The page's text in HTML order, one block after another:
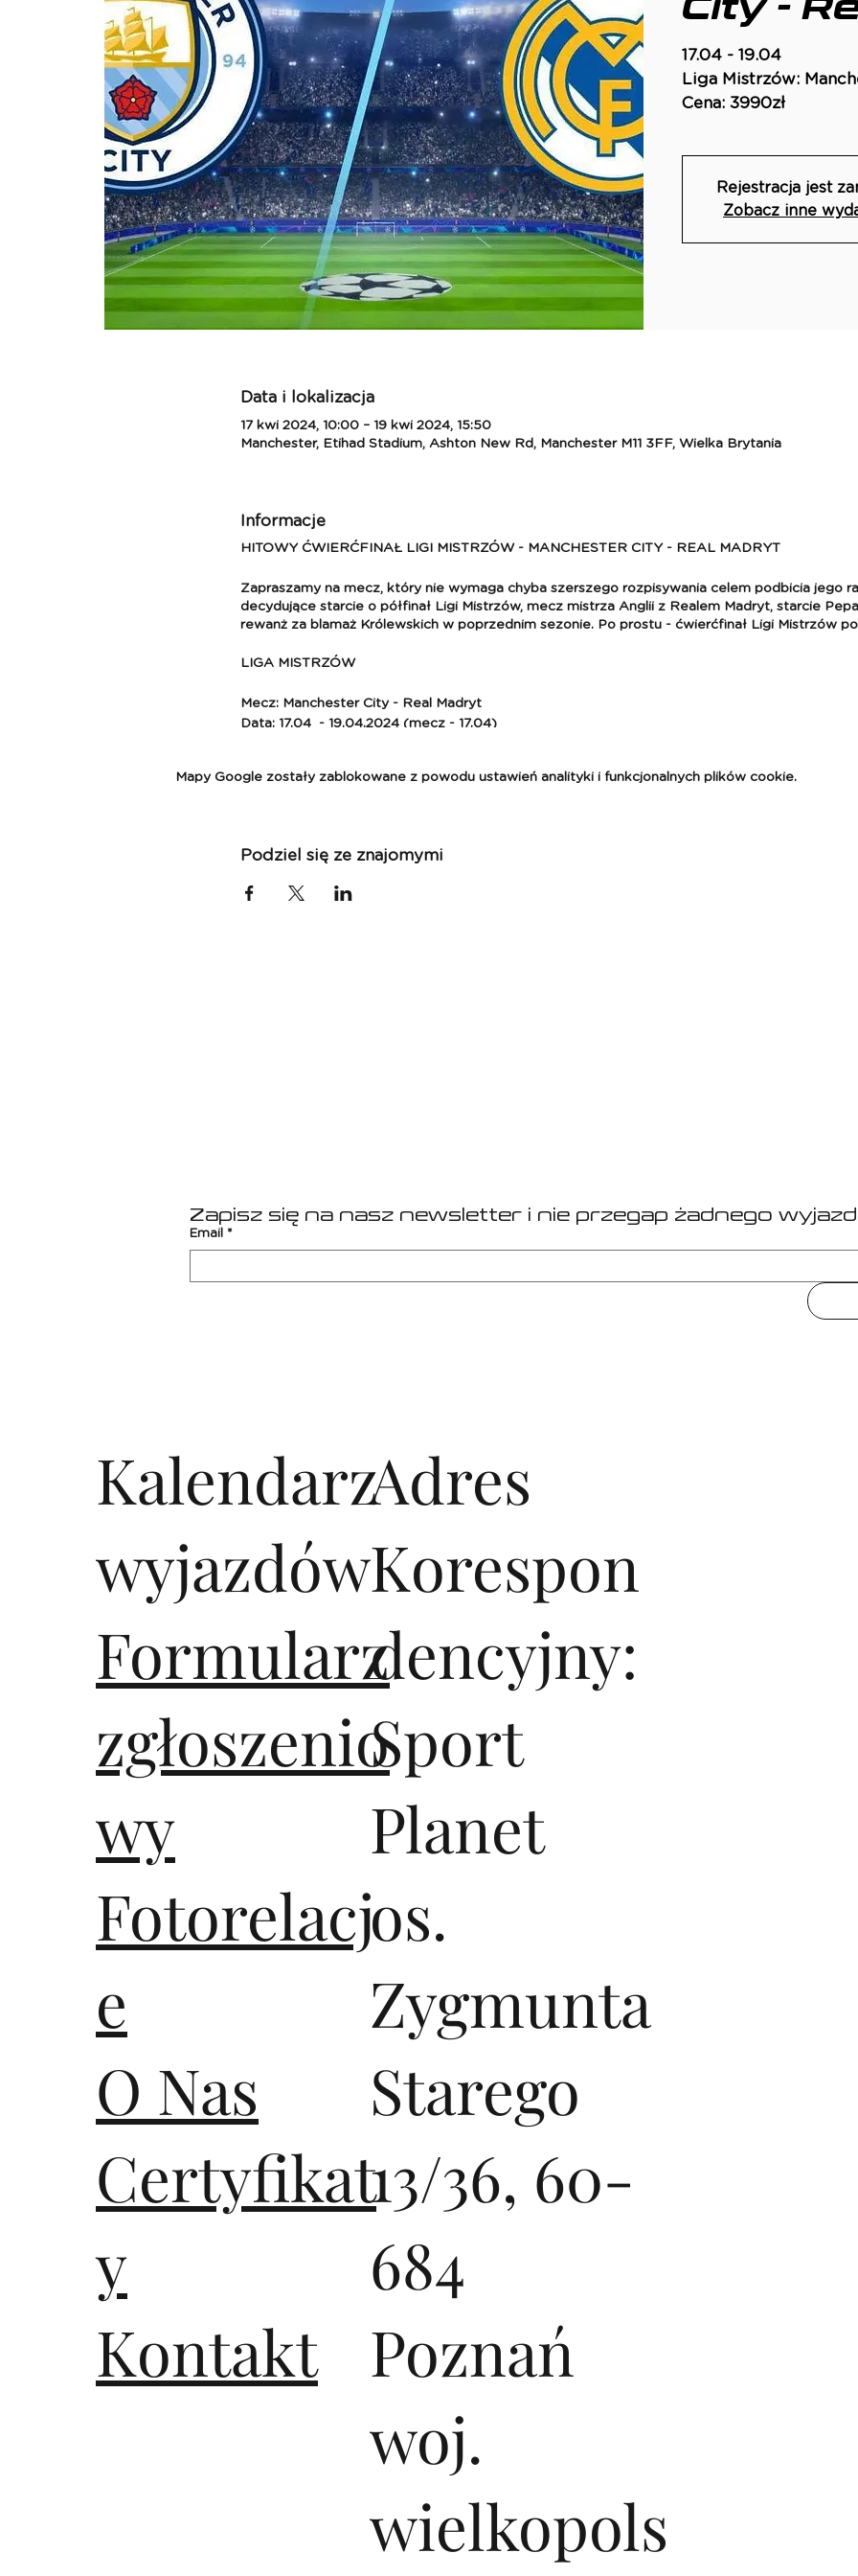
17.04 - 19.04
Liga Mistrzów:
Cena: 3990zł
Rejestracja jest
Zobacz inne
Data i lokalizacja
17 kwi 2024, 10:00 – 19 kwi 2024, 15:50
Manchester, Etihad Stadium, Ashton New Rd, Manchester M11 3FF, Wielka Brytania
Informacje
HITOWY ĆWIERĆFINAŁ LIGI MISTRZÓW - MANCHESTER CITY - REAL MADRYT
Zapraszamy na mecz, który nie wymaga chyba szerszego rozpisywania celem podbicia jego
decydujące starcie o półfinał Ligi Mistrzów, mecz mistrza Anglii z Realem Madryt, starcie
rewanż za blamaż Królewskich w poprzednim sezonie. Po prostu - ćwierćfinał Ligi Mistrzów
LIGA MISTRZÓW
Mecz: Manchester City - Real Madryt
Data: 17.04 - 19.04.2024 (mecz - 17.04)
- bilet na mecz,
- opiekę i udział w wyprawie koordynatora Sport Planet - już od lotniska we Modlinie,
- prywatne transfery lotniskowe
Cena: 3990 zł/osoba
Mapy Google zostały zablokowane z powodu ustawień analityki i funkcjonalnych plików cookie.
Podziel się ze znajomymi
Zapisz się na nasz newsletter i nie przegap żadnego
Email *
Kalendarz
wyjazdów
Formularz
zgłoszenio
wy
Fotorelacj
e
O Nas
Certyfikat
y
Kontakt
Adres
Korespon
dencyjny:
Sport
Planet
os.
Zygmunta
Starego
13/36, 60-
684
Poznań
woj.
wielkopols